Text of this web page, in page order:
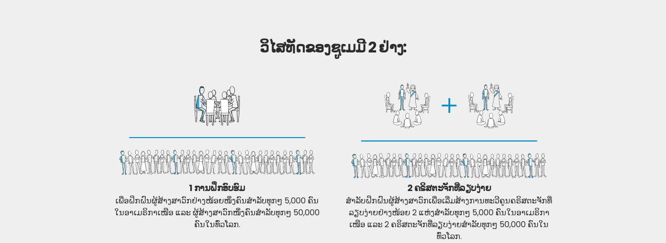
ວິໄສທັດຂອງຊູເມມີ 2 ຢ່າງ:
1 ການຝຶກອົບຮົມ
ເພື່ອຝຶກຝົນຜູ້ສ້າງສາວົກຢ່າງໜ້ອຍໜຶ່ງຄົນສຳລັບທຸກໆ 5,000 ຄົນ
ໃນອາເມຣິກາເໜືອ ແລະ ຜູ້ສ້າງສາວົກໜຶ່ງຄົນສຳລັບທຸກໆ 50,000
ຄົນໃນທົ່ວໂລກ.
2 ຄຣິສຕະຈັກທີ່ລຽບງ່າຍ
ສຳລັບຝຶກຝົນຜູ້ສ້າງສາວົກເພື່ອເລີ່ມສ້າງການທະວີຄູນຄຣິສຕະຈັກທີ່
ລຽບງ່າຍຢ່າງໜ້ອຍ 2 ແຫ່ງສຳລັບທຸກໆ 5,000 ຄົນໃນອາເມຣິກາ
ເໜືອ ແລະ 2 ຄຣິສຕະຈັກທີ່ລຽບງ່າຍສຳລັບທຸກໆ 50,000 ຄົນໃນ
ທົ່ວໂລກ.